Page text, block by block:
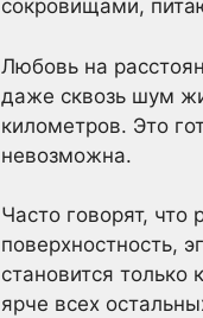
сокровищами,
Любовь на
даже сквозь шум
километров. Это
невозможна.
Часто говорят,
поверхностность,
становится
ярче всех